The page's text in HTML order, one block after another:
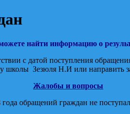
найти информацию о
с датой поступления
школы Зезюля Н.И или направить
Жалобы и вопросы
обращений граждан не